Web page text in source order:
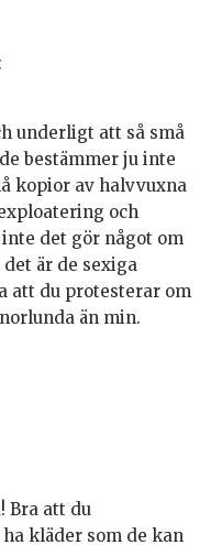
underligt att så små
bestämmer ju inte
kopior av halvvuxna
och
det gör något om
är de sexiga
att du protesterar om
än min.
Bra att du
kläder som de kan